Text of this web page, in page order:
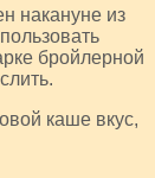
накануне из
бройлерной
каше вкус,